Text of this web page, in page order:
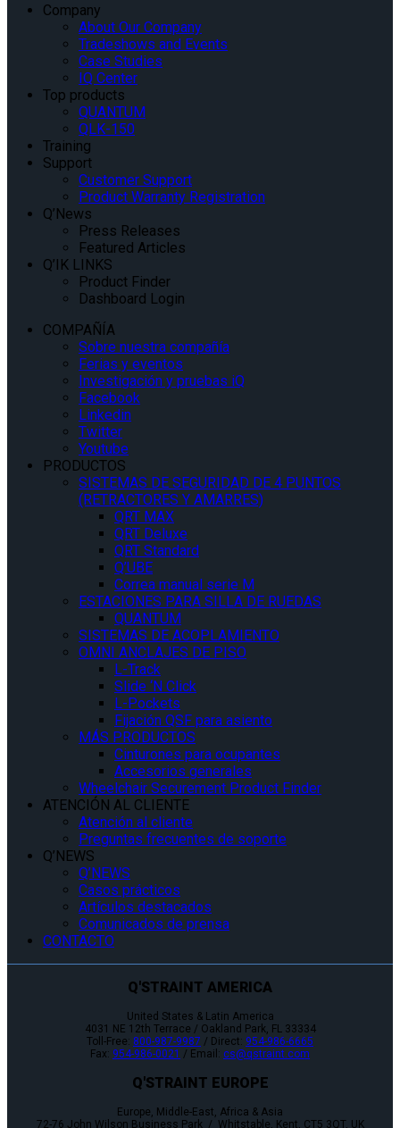
Company
About Our Company
Tradeshows and Events
Case Studies
IQ Center
Top products
QUANTUM
QLK-150
Training
Support
Customer Support
Product Warranty Registration
Q’News
Press Releases
Featured Articles
Q’IK LINKS
Product Finder
Dashboard Login
COMPAÑÍA
Sobre nuestra compañía
Ferias y eventos
Investigación y pruebas iQ
Facebook
Linkedin
Twitter
Youtube
PRODUCTOS
SISTEMAS DE SEGURIDAD DE 4 PUNTOS
(RETRACTORES Y AMARRES)
QRT MAX
QRT Deluxe
QRT Standard
Q’UBE
Correa manual serie M
ESTACIONES PARA SILLA DE RUEDAS
QUANTUM
SISTEMAS DE ACOPLAMIENTO
OMNI ANCLAJES DE PISO
L-Track
Slide ‘N Click
L-Pockets
Fijación QSF para asiento
MÁS PRODUCTOS
Cinturones para ocupantes
Accesorios generales
Wheelchair Securement Product Finder
ATENCIÓN AL CLIENTE
Atención al cliente
Preguntas frecuentes de soporte
Q’NEWS
Q’NEWS
Casos prácticos
Artículos destacados
Comunicados de prensa
CONTACTO
Q'STRAINT AMERICA
United States & Latin America
4031 NE 12th Terrace / Oakland Park, FL 33334
Toll-Free: 800-987-9987 / Direct: 954-986-6665
Fax: 954-986-0021 / Email: cs@qstraint.com
Q'STRAINT EUROPE
Europe, Middle-East, Africa & Asia
72-76 John Wilson Business Park / Whitstable, Kent, CT5 3QT, UK